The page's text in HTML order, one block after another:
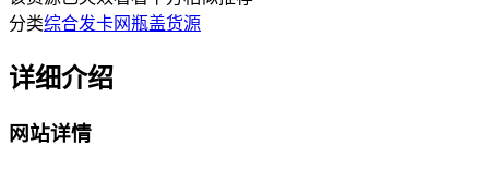
分类综合发卡网瓶盖货源
详细介绍
网站详情